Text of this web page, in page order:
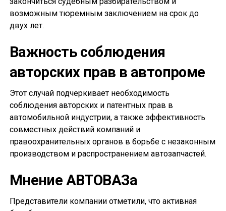
возможным тюремным заключением на срок до
двух лет.
Важность соблюдения
авторских прав в автопроме
Этот случай подчеркивает необходимость
соблюдения авторских и патентных прав в
автомобильной индустрии, а также эффективность
совместных действий компаний и
правоохранительных органов в борьбе с незаконным
производством и распространением автозапчастей.
Мнение АВТОВАЗа
Представители компании отметили, что активная